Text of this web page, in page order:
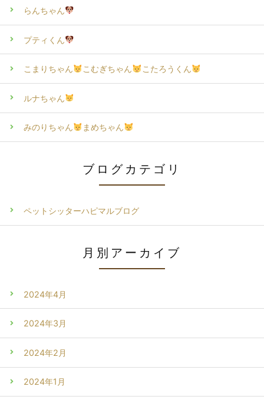
らんちゃん
プティくん
こまりちゃん こむぎちゃん こたろうくん
ルナちゃん
みのりちゃん まめちゃん
ブログカテゴリ
ペットシッターハピマルブログ
月別アーカイブ
2024年4月
2024年3月
2024年2月
2024年1月